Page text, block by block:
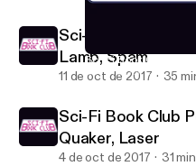
Sci-Fi Book Club
Sci-Fi Book Club
Sci-Fi Book Club
Lamb, Spam
11 de oct de 2017 35
Sci-Fi Book Club
Quaker, Laser
4 de oct de 2017 31 min